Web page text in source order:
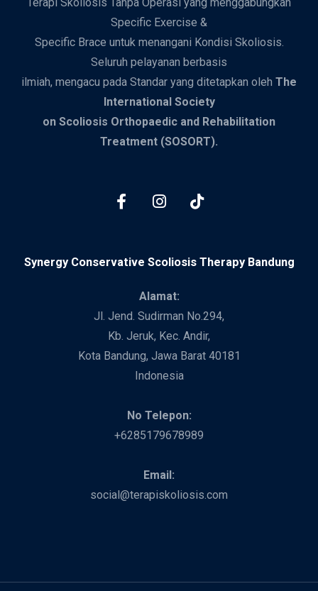
Specific Exercise &
Specific Brace untuk menangani Kondisi Skoliosis.
Seluruh pelayanan berbasis
ilmiah, mengacu pada Standar yang ditetapkan oleh The
International Society
on Scoliosis Orthopaedic and Rehabilitation
Treatment (SOSORT).
Synergy Conservative Scoliosis Therapy Bandung
Alamat:
Jl. Jend. Sudirman No.294,
Kb. Jeruk, Kec. Andir,
Kota Bandung, Jawa Barat 40181
Indonesia
No Telepon:
+6285179678989
Email:
social@terapiskoliosis.com